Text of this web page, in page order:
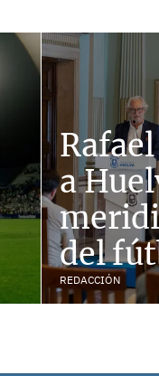
a
del
REDACCIÓN